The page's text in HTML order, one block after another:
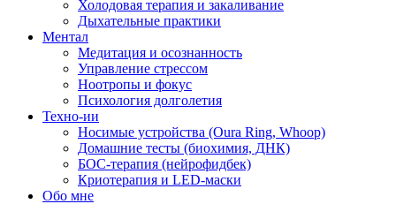
Холодовая терапия и закаливание
Дыхательные практики
Ментал
Медитация и осознанность
Управление стрессом
Ноотропы и фокус
Психология долголетия
Техно-ии
Носимые устройства (Oura Ring, Whoop)
Домашние тесты (биохимия, ДНК)
БОС-терапия (нейрофидбек)
Криотерапия и LED-маски
Обо мне